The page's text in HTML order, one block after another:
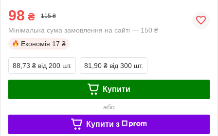
98 ₴ 115 ₴
Мінімальна сума замовлення на сайті — 150 ₴
Економія 17 ₴
88,73 ₴ від 200 шт. 81,90 ₴ від 300 шт.
Купити
або
Купити з